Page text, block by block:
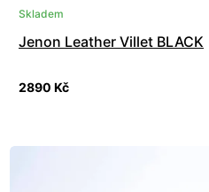
Skladem
Jenon Leather Villet BLACK
2890 Kč